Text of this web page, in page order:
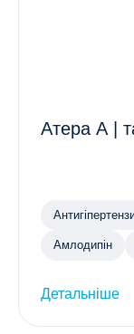
Атера А |
Амлодипін
Детальніше